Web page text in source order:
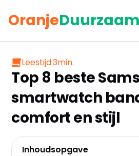
OranjeDuurzaam
Leestijd:3min.
Top 8 beste
smartwatch
comfort en stijl
Inhoudsopgave